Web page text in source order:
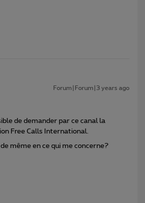
Forum|Forum|3 years ago
de demander par ce canal la
Free Calls International.
même en ce qui me concerne?